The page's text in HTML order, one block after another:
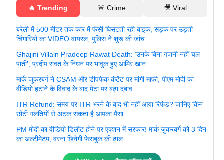
🔥 Trending 🚨 Crime 🎥 Viral
बरेली में 500 मीटर तक कार में फंसी घिसटती रही बाइक, सड़क पर उड़ती
चिंगारियों का VIDEO वायरल, पुलिस ने शुरू की जांच
Ghajini Villain Pradeep Rawat Death: ‘उनके बिना गजनी नहीं चल
पाती’, प्रदीप रावत के निधन पर भावुक हुए आमिर खान
मार्क जुकरबर्ग ने CSAM और डीपफेक कंटेंट पर मांगी माफी, पीएम मोदी का
वीडियो हटाने के विवाद के बाद मेटा पर बढ़ा दबाव
ITR Refund: समय पर ITR भरने के बाद भी नहीं आया रिफंड? जानिए किन
छोटी गलतियों से अटक सकता है आपका पैसा
PM मोदी का वीडियो डिलीट होने पर एक्शन में सरकार! मार्क जुकरबर्ग को 3 दिन
का अल्टीमेटम, वरना छिनेगी फेसबुक की ढाल